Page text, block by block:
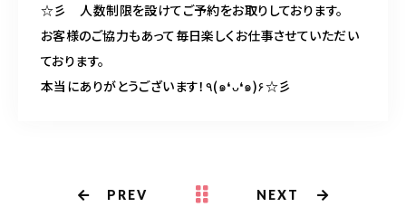
☆彡 人数制限を設けてご予約をお取りしております。
お客様のご協力もあって毎日楽しくお仕事させていただい
ております。
本当にありがとうございます！ ٩(๑❛ᴗ❛๑)۶☆彡
PREV NEXT